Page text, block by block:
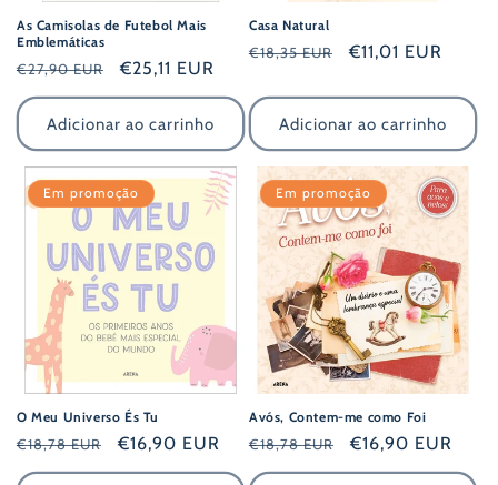
As Camisolas de Futebol Mais
Emblemáticas
Preço
normal
€27,90 EUR
Preço
de
saldo
€25,11 EUR
Adicionar ao carrinho
Casa Natural
Preço
€18,35 EUR
Preço
saldo
€11,01 EUR
Adicionar ao carrinho
Em promoção
O Meu Universo És Tu
Preço
normal
€18,78 EUR
Preço
de
€16,90 EUR
Em promoção
Avós, Contem-me como Foi
Preço
normal
€18,78 EUR
Preço
de
€16,90 EUR